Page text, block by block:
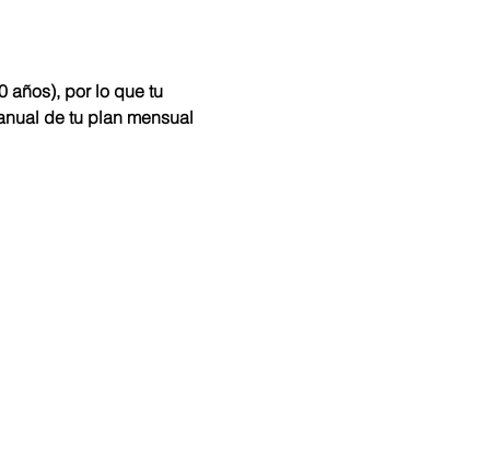
años), por lo que tu
de tu plan mensual